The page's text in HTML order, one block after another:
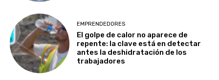
EMPRENDEDORES
El golpe de calor no aparece de
repente: la clave está en detectar
antes la deshidratación de los
trabajadores